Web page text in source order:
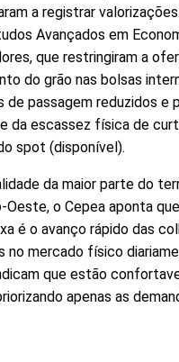
a registrar
Avançados em
que restringiram a
do grão nas bolsas
passagem reduzidos e
da escassez física de
spot (disponível).
da maior parte do
o Cepea aponta
é o avanço rápido das
no mercado físico
que estão
apenas as